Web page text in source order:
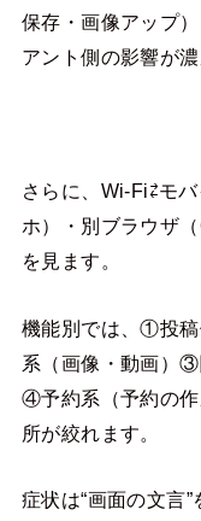
保存・画像アップ
アント側の影響が濃
さらに、Wi-Fi⇄モ
ホ）・別ブラウザ
を見ます。
機能別では、①投
系（画像・動画）③
④予約系（予約の作
所が絞れます。
症状は“画面の文言